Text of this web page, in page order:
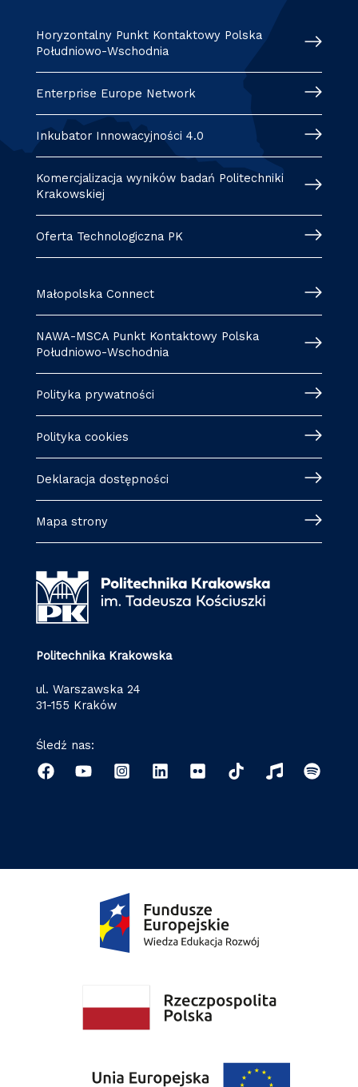
Horyzontalny Punkt Kontaktowy Polska
Południowo-Wschodnia
Enterprise Europe Network
Inkubator Innowacyjności 4.0
Komercjalizacja wyników badań Politechniki
Krakowskiej
Oferta Technologiczna PK
Małopolska Connect
NAWA-MSCA Punkt Kontaktowy Polska
Południowo-Wschodnia
Polityka prywatności
Polityka cookies
Deklaracja dostępności
Mapa strony
Politechnika Krakowska
ul. Warszawska 24
31-155 Kraków
Śledź nas: